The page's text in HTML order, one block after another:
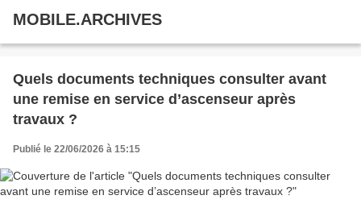
MOBILE.ARCHIVES
Quels documents techniques consulter avant
une remise en service d’ascenseur après
travaux ?
Publié le 22/06/2026 à 15:15